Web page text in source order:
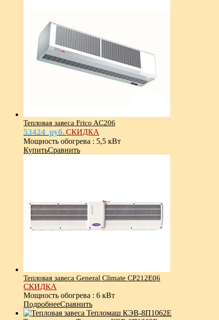
Тепловая завеса Frico AC206
53424 руб.СКИДКА
Мощность обогрева : 5,5 кВт
КупитьСравнить
Тепловая завеса General Climate CP212E06
СКИДКА
Мощность обогрева : 6 кВт
ПодробнееСравнить